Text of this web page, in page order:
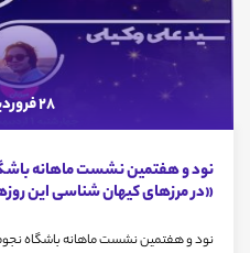
28 فروردین 1400
نود و هفتمین نشست ماهانه
«در مرزهای کیهان شناسی این
نود و هفتمین نشست ماهانه باشگاه